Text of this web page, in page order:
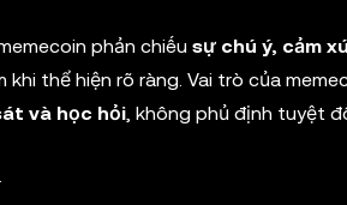
phản chiếu sự chú ý, cảm
thể hiện rõ ràng. Vai trò của
và học hỏi, không phủ định tuyệt